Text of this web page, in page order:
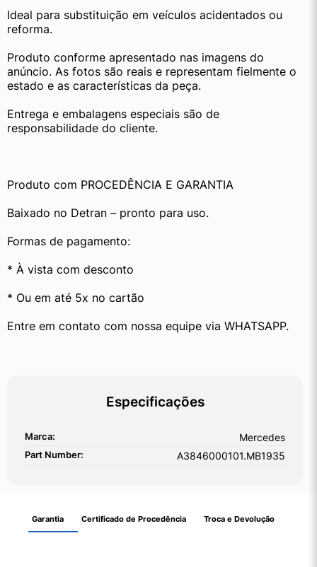
Ideal para substituição em veículos acidentados ou
reforma.
Produto conforme apresentado nas imagens do
anúncio. As fotos são reais e representam fielmente o
estado e as características da peça.
Entrega e embalagens especiais são de
responsabilidade do cliente.
Produto com PROCEDÊNCIA E GARANTIA
Baixado no Detran – pronto para uso.
Formas de pagamento:
* À vista com desconto
* Ou em até 5x no cartão
Entre em contato com nossa equipe via WHATSAPP.
Especificações
Marca: Mercedes
Part Number: A3846000101.MB1935
Garantia Certificado de Procedência Troca e Devolução